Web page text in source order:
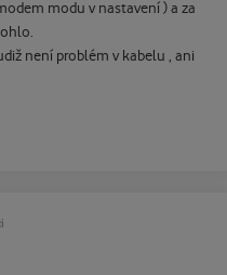
modu v nastavení ) a za
není problém v kabelu , ani